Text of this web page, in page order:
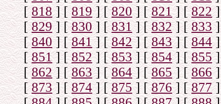
[818] [819] [820] [821] [822]
[829] [830] [831] [832] [833]
[840] [841] [842] [843] [844]
[851] [852] [853] [854] [855]
[862] [863] [864] [865] [ 866]
[873] [874] [875] [876] [877]